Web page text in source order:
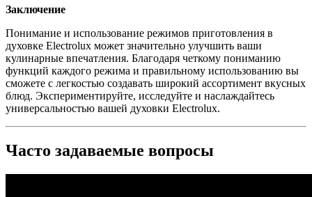
Заключение
Понимание и использование режимов приготовления в
духовке Electrolux может значительно улучшить ваши
кулинарные впечатления. Благодаря четкому пониманию
функций каждого режима и правильному использованию вы
сможете с легкостью создавать широкий ассортимент вкусных
блюд. Экспериментируйте, исследуйте и наслаждайтесь
универсальностью вашей духовки Electrolux.
Часто задаваемые вопросы